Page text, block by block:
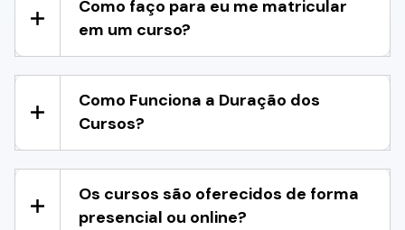
Como faço para eu me matricular
em um curso?
Como Funciona a Duração dos
Cursos?
Os cursos são oferecidos de forma
presencial ou online?